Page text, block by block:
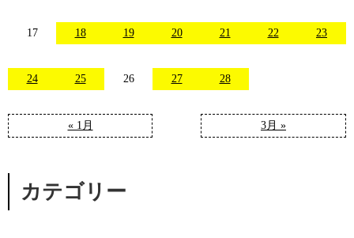
« 1月 3月 »
17 18 19 20 21 22 23
24 25 26 27 28
カテゴリー